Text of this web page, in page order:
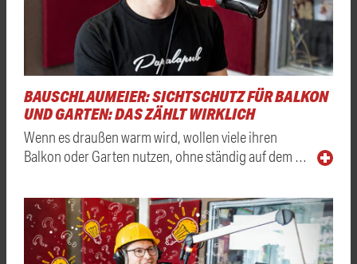
BAUSCHLAUMEIER: SICHTSCHUTZ FÜR BALKON
UND GARTEN: DAS ZÄHLT WIRKLICH
Wenn es draußen warm wird, wollen viele ihren
Balkon oder Garten nutzen, ohne ständig auf dem …